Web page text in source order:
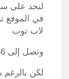
لنجد على
لاب توب
وتصل إلى 63,636 جنية.
لكن بالرغم